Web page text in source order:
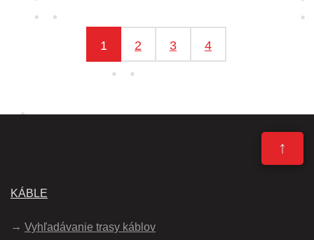
1 2 3 4
↑
KÁBLE
Vyhľadávanie trasy káblov